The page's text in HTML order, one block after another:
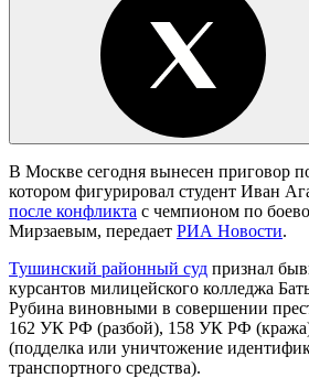
В Москве сегодня вынесен приговор
котором фигурировал студент Иван
после конфликта с чемпионом по
Мирзаевым, передает РИА Новости.
Тушинский районный суд признал
курсантов милицейского колледжа
Рубина виновными в совершении
162 УК РФ (разбой), 158 УК РФ
(подделка или уничтожение
транспортного средства).